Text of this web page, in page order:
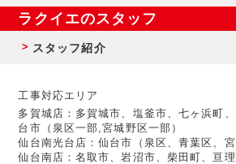
ラクイエのスタッフ
スタッフ紹介
工事対応エリア
多賀城店：多賀城市、塩釜市、七ヶ浜町
台市（泉区一部,宮城野区一部）
仙台南光台店：仙台市（泉区、青葉区、宮
仙台南店：名取市、岩沼市、柴田町、亘